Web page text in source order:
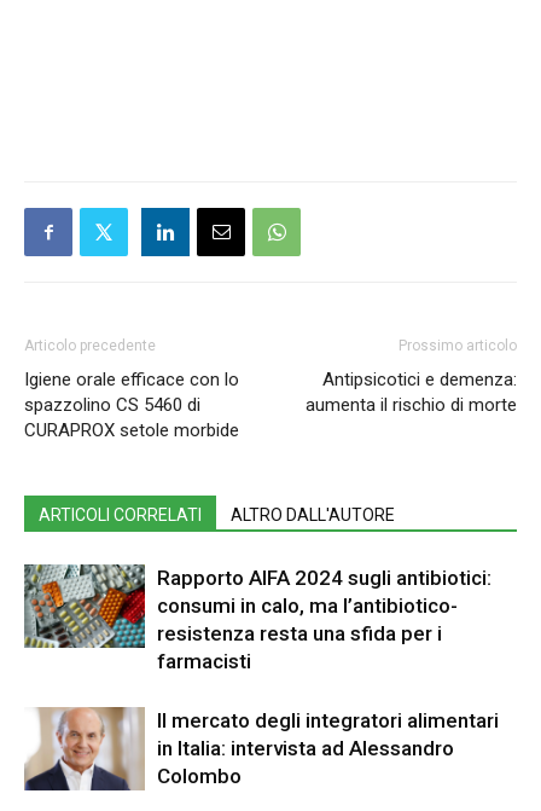
Articolo precedente
Igiene orale efficace con lo
spazzolino CS 5460 di
CURAPROX setole morbide
Prossimo articolo
Antipsicotici e demenza:
aumenta il rischio di morte
ARTICOLI CORRELATI ALTRO DALL'AUTORE
Rapporto AIFA 2024 sugli antibiotici:
consumi in calo, ma l’antibiotico-
resistenza resta una sfida per i
farmacisti
Il mercato degli integratori alimentari
in Italia: intervista ad Alessandro
Colombo